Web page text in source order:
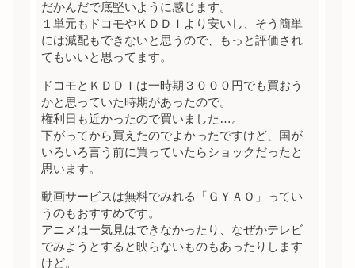
だかんだで底堅いように感じます。
１単元もドコモやＫＤＤＩより安いし、そう簡単
には減配もできないと思うので、もっと評価され
てもいいと思ってます。
ドコモとＫＤＤＩは一時期３０００円でも買おう
かと思っていた時期があったので。
権利日も近かったので買いました…。
下がってから買えたのでよかったですけど、国が
いろいろ言う前に買っていたらショックだったと
思います。
動画サービスは無料でみれる「ＧＹＡＯ」ってい
うのもおすすめです。
アニメは一気見はできなかったり、なぜかテレビ
でみようとすると映らないものもあったりします
けど。